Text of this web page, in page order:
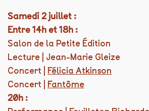
Samedi 2 juillet :
Entre 14h et 18h :
Salon de la Petite Édition
Lecture | Jean-Marie Gleize
Concert | Félicia Atkinson
Concert | Fantôme
20h :